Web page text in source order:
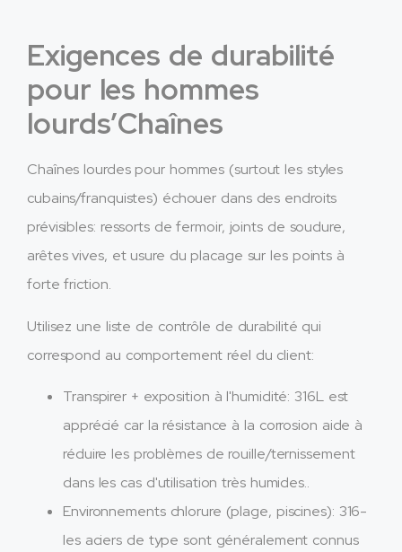
Exigences de durabilité
pour les hommes
lourds’Chaînes
Chaînes lourdes pour hommes (surtout les styles
cubains/franquistes) échouer dans des endroits
prévisibles: ressorts de fermoir, joints de soudure,
arêtes vives, et usure du placage sur les points à
forte friction.
Utilisez une liste de contrôle de durabilité qui
correspond au comportement réel du client:
Transpirer + exposition à l'humidité: 316L est
apprécié car la résistance à la corrosion aide à
réduire les problèmes de rouille/ternissement
dans les cas d'utilisation très humides..
Environnements chlorure (plage, piscines): 316-
les aciers de type sont généralement connus